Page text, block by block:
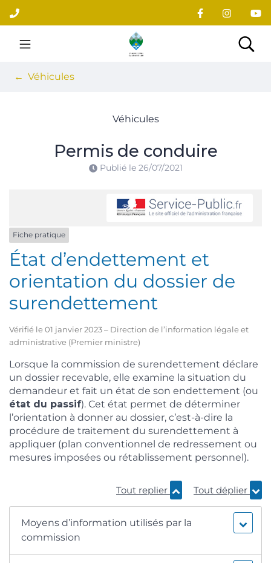
Aller
au
contenu
Site officiel du village
Véhicules
Véhicules
Permis de conduire
Publié le 26/07/2021
Fiche pratique
État d’endettement et
orientation du dossier de
surendettement
Vérifié le 01 janvier 2023 – Direction de l’information légale et
administrative (Premier ministre)
Lorsque la commission de surendettement déclare
un dossier recevable, elle examine la situation du
demandeur et fait un état de son endettement (ou
état du passif). Cet état permet de déterminer
l’orientation à donner au dossier, c’est-à-dire la
procédure de traitement du surendettement à
appliquer (plan conventionnel de redressement ou
mesures imposées ou rétablissement personnel).
Tout replier Tout déplier
Moyens d’information utilisés par la
commission